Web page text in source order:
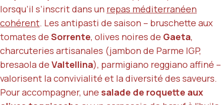
lorsqu’il s’inscrit dans un repas méditerranéen
cohérent. Les antipasti de saison – bruschette aux
tomates de Sorrente, olives noires de Gaeta,
charcuteries artisanales (jambon de Parme IGP,
bresaola de Valtellina), parmigiano reggiano affiné –
valorisent la convivialité et la diversité des saveurs.
Pour accompagner, une salade de roquette aux